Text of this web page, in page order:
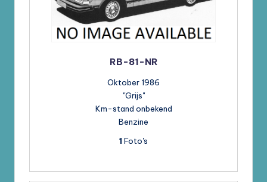
RB-81-NR
Oktober 1986
"Grijs"
Km-stand onbekend
Benzine
1 Foto's